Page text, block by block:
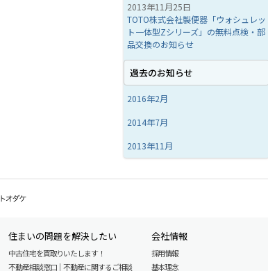
2013年11月25日
TOTO株式会社製便器「ウォシュレッ
ト一体型Zシリーズ」の無料点検・部
品交換のお知らせ
過去のお知らせ
2016年2月
2014年7月
2013年11月
住まいの問題を解決したい
中古住宅を買取りいたします！
不動産相談窓口｜不動産に関するご相談
会社情報
採用情報
基本理念